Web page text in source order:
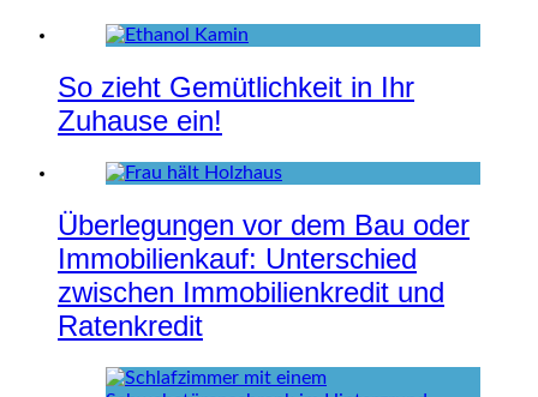
So zieht Gemütlichkeit in Ihr
Zuhause ein!
Überlegungen vor dem Bau oder
Immobilienkauf: Unterschied
zwischen Immobilienkredit und
Ratenkredit